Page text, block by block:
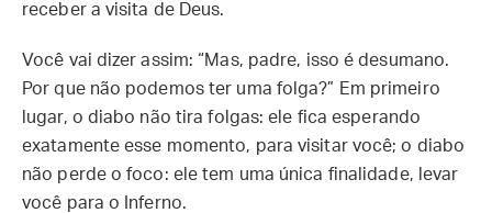
receber a visita de Deus.
Você vai dizer assim: “Mas, padre, isso é desumano.
Por que não podemos ter uma folga?” Em primeiro
lugar, o diabo não tira folgas: ele fica esperando
exatamente esse momento, para visitar você; o diabo
não perde o foco: ele tem uma única finalidade, levar
você para o Inferno.